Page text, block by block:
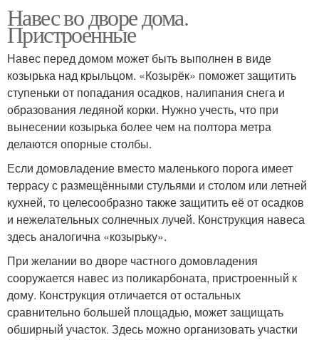
Навес во дворе дома.
Пристроенные
Навес перед домом может быть выполнен в виде
козырька над крыльцом. «Козырёк» поможет защитить
ступеньки от попадания осадков, налипания снега и
образования ледяной корки. Нужно учесть, что при
вынесении козырька более чем на полтора метра
делаются опорные столбы.
Если домовладение вместо маленького порога имеет
террасу с размещёнными стульями и столом или летней
кухней, то целесообразно также защитить её от осадков
и нежелательных солнечных лучей. Конструкция навеса
здесь аналогична «козырьку».
При желании во дворе частного домовладения
сооружается навес из поликарбоната, пристроенный к
дому. Конструкция отличается от остальных
сравнительно большей площадью, может защищать
обширный участок. Здесь можно организовать участки